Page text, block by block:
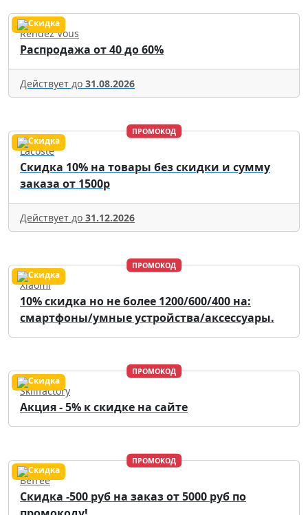
Rendez Vous
Распродажа от 40 до 60%
Действует до 31.08.2026
ПРОМОКОД
Lacoste
Скидка 10% на товары без скидки и сумму
заказа от 1500р
Действует до 31.12.2026
ПРОМОКОД
Xiaomi
10% скидка но не более 1200/600/400 на:
смартфоны/умные устройства/аксессуары.
ПРОМОКОД
Skillfactory
Акция - 5% к скидке на сайте
ПРОМОКОД
Befree
Скидка -500 руб на заказ от 5000 руб по